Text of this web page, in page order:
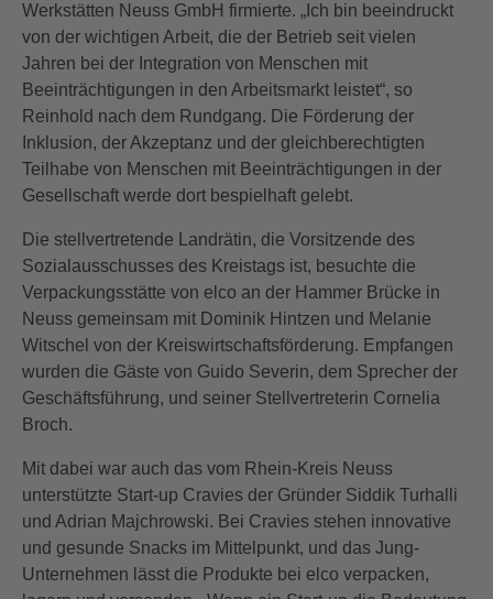
Werkstätten Neuss GmbH firmierte. „Ich bin beeindruckt
von der wichtigen Arbeit, die der Betrieb seit vielen
Jahren bei der Integration von Menschen mit
Beeinträchtigungen in den Arbeitsmarkt leistet“, so
Reinhold nach dem Rundgang. Die Förderung der
Inklusion, der Akzeptanz und der gleichberechtigten
Teilhabe von Menschen mit Beeinträchtigungen in der
Gesellschaft werde dort bespielhaft gelebt.
Die stellvertretende Landrätin, die Vorsitzende des
Sozialausschusses des Kreistags ist, besuchte die
Verpackungsstätte von elco an der Hammer Brücke in
Neuss gemeinsam mit Dominik Hintzen und Melanie
Witschel von der Kreiswirtschaftsförderung. Empfangen
wurden die Gäste von Guido Severin, dem Sprecher der
Geschäftsführung, und seiner Stellvertreterin Cornelia
Broch.
Mit dabei war auch das vom Rhein-Kreis Neuss
unterstützte Start-up Cravies der Gründer Siddik Turhalli
und Adrian Majchrowski. Bei Cravies stehen innovative
und gesunde Snacks im Mittelpunkt, und das Jung-
Unternehmen lässt die Produkte bei elco verpacken,